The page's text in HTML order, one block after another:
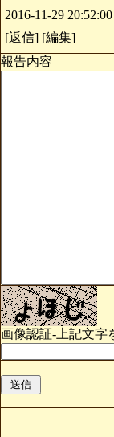
2016-11-29 20:52:00
[返信] [編集]
報告内容
画像認証-上記文字